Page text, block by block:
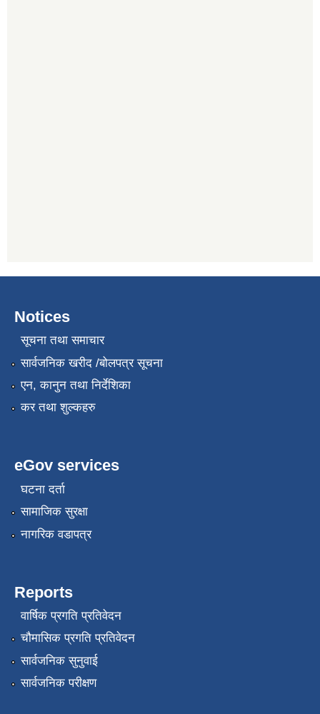
Notices
सूचना तथा समाचार
सार्वजनिक खरीद /बोलपत्र सूचना
एन, कानुन तथा निर्देशिका
कर तथा शुल्कहरु
eGov services
घटना दर्ता
सामाजिक सुरक्षा
नागरिक वडापत्र
Reports
वार्षिक प्रगति प्रतिवेदन
चौमासिक प्रगति प्रतिवेदन
सार्वजनिक सुनुवाई
सार्वजनिक परीक्षण